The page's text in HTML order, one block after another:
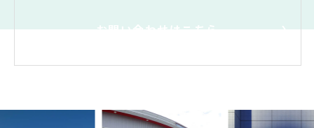
お問い合わせはこちら